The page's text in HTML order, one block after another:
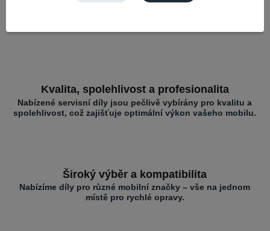
Kvalita, spolehlivost a profesionalita
Nabízené servisní díly jsou pečlivě vybírány pro kvalitu a
spolehlivost, což zajišťuje optimální výkon vašeho mobilu.
Široký výběr a kompatibilita
Nabízíme díly pro různé mobilní značky – vše na jednom
místě pro rychlé opravy.